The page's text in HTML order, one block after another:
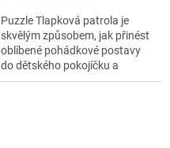
Puzzle Tlapková patrola je
skvělým způsobem, jak přinést
oblíbené pohádkové postavy
do dětského pokojíčku a
zároveň...